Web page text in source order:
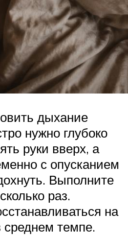
дыхание
нужно глубоко
руки вверх, а
с опусканием
Выполните
раз.
на
темпе.